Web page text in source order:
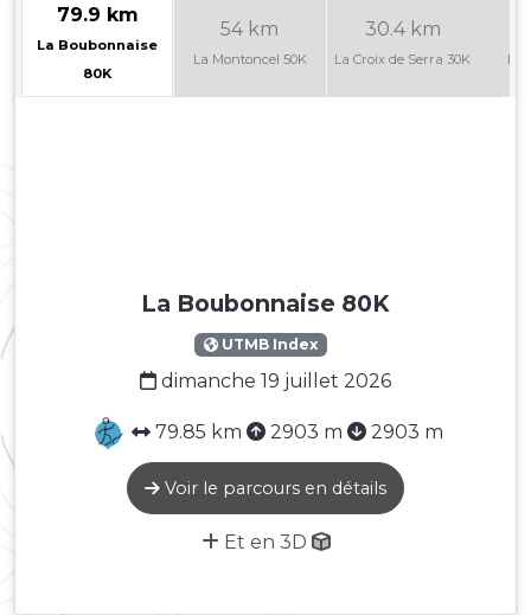
79.9 km
La Boubonnaise
80K
54 km
La Montoncel 50K
30.4 km
La Croix de Serra 30K Le
La Boubonnaise 80K
UTMB Index
dimanche 19 juillet 2026
79.85 km 2903 m 2903 m
Voir le parcours en détails
Et en 3D